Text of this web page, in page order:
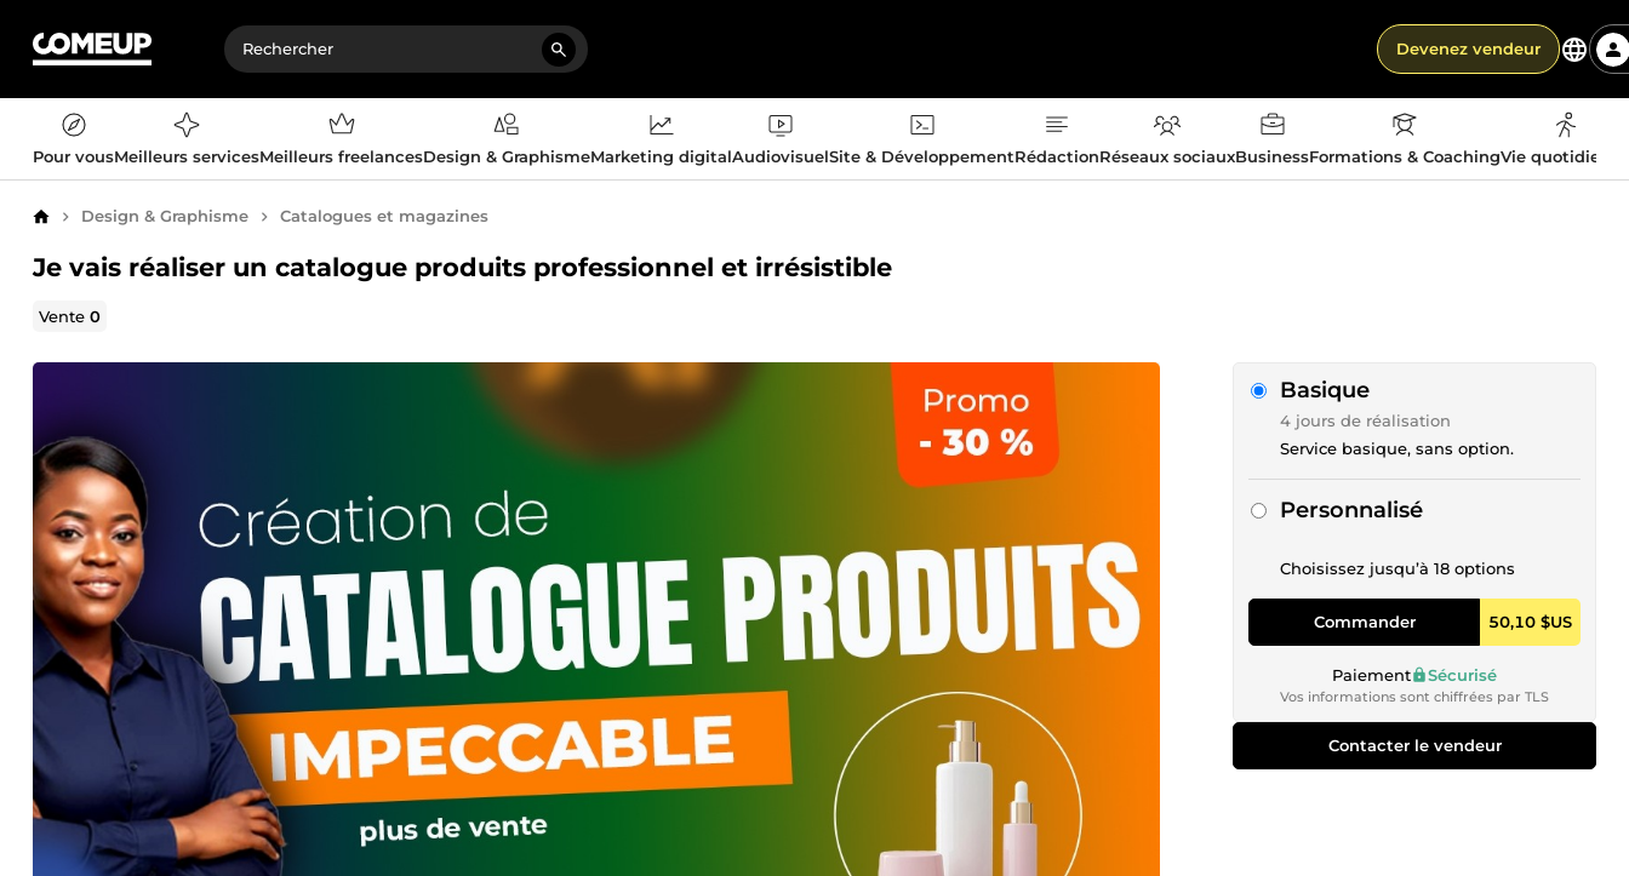
Devenez vendeur
Pour vousMeilleurs servicesMeilleurs freelancesDesign & GraphismeMarketing digitalAudiovisuelSite & DéveloppementRédactionRéseaux sociauxBusinessFormations & CoachingVie
AccueilDesign & Graphisme Catalogues et magazines
Je vais réaliser un catalogue produits professionnel et irrésistible
Vente0
Basique
4 jours de réalisation
Service basique, sans option.
Personnalisé
Choisissez jusqu’à 18 options
Commander 50,10 $US
Paiement Sécurisé
Vos informations sont chiffrées par TLS
Contacter le vendeur